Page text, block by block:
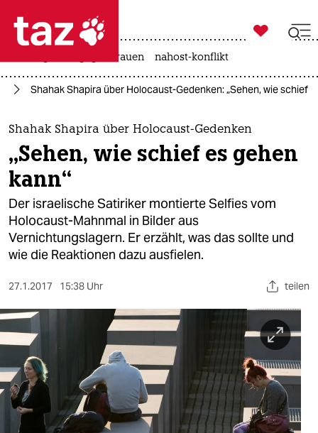
 taz zahl ich
taz zahl ich
themen
politik
öko
gesellschaft
kultur
sport
berlin
nord
wahrheit
verlag

taz zahl ich
gewalt gegen frauen nahost-konflikt
Shahak Shapira über Holocaust-Gedenken: „Sehen, wie schief
Shahak Shapira über Holocaust-Gedenken
„Sehen, wie schief es gehen
kann“
Der israelische Satiriker montierte Selfies vom
Holocaust-Mahnmal in Bilder aus
Vernichtungslagern. Er erzählt, was das sollte und
wie die Reaktionen dazu ausfielen.
27.1.2017 15:38 Uhr teilen